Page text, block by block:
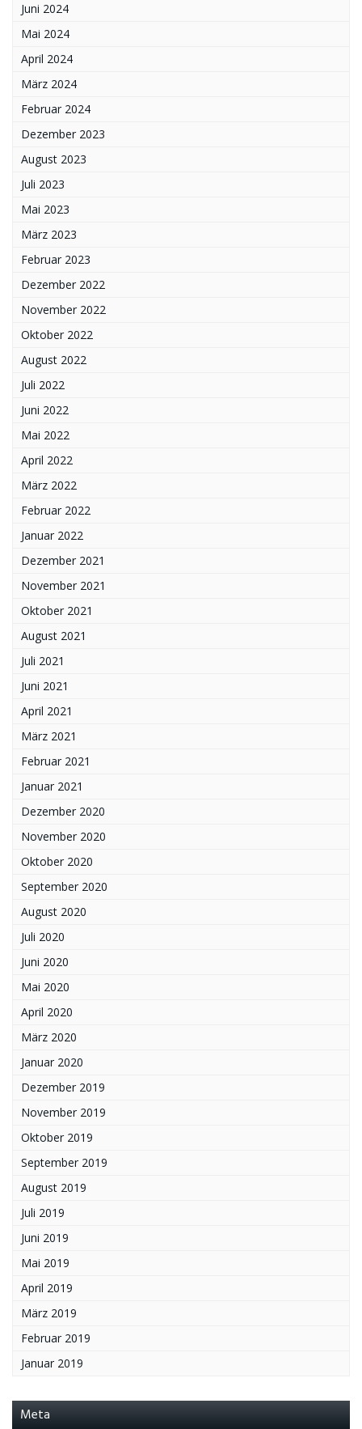
Juni 2024
Mai 2024
April 2024
März 2024
Februar 2024
Dezember 2023
August 2023
Juli 2023
Mai 2023
März 2023
Februar 2023
Dezember 2022
November 2022
Oktober 2022
August 2022
Juli 2022
Juni 2022
Mai 2022
April 2022
März 2022
Februar 2022
Januar 2022
Dezember 2021
November 2021
Oktober 2021
August 2021
Juli 2021
Juni 2021
April 2021
März 2021
Februar 2021
Januar 2021
Dezember 2020
November 2020
Oktober 2020
September 2020
August 2020
Juli 2020
Juni 2020
Mai 2020
April 2020
März 2020
Januar 2020
Dezember 2019
November 2019
Oktober 2019
September 2019
August 2019
Juli 2019
Juni 2019
Mai 2019
April 2019
März 2019
Februar 2019
Januar 2019
Meta